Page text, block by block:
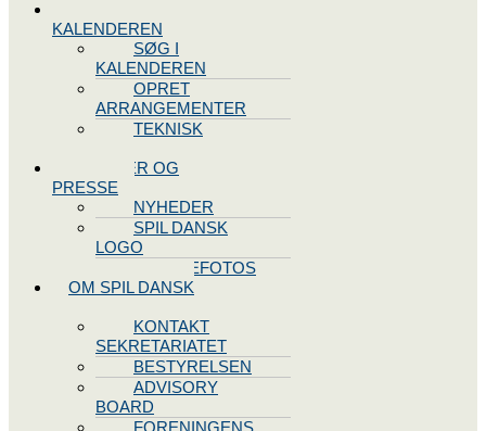
KALENDEREN
SØG I
KALENDEREN
OPRET
ARRANGEMENTER
TEKNISK
NYHEDER OG
PRESSE
NYHEDER
SPIL DANSK
LOGO
PRESSEFOTOS
OM SPIL DANSK
KONTAKT
SEKRETARIATET
BESTYRELSEN
ADVISORY
BOARD
FORENINGENS